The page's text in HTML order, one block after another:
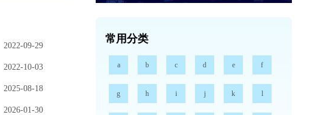
2022-09-29
2022-10-03
2025-08-18
2026-01-30
常用分类
a b c d e f
g h i j k l